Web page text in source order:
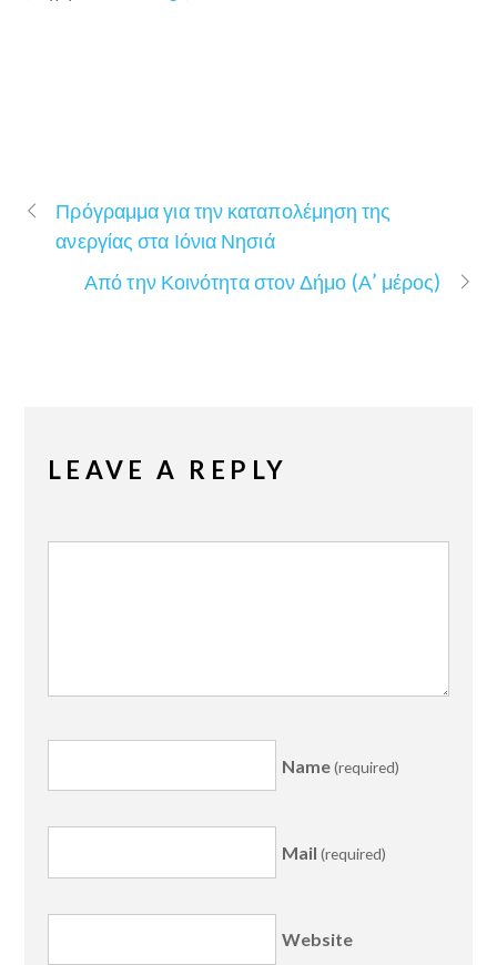
Πρόγραμμα για την καταπολέμηση της
ανεργίας στα Ιόνια Νησιά
Από την Κοινότητα στον Δήμο (Α’ μέρος)
LEAVE A REPLY
Name(required)
Mail (required)
Website